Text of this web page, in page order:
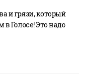
и грязи, который
в Голосе! Это надо